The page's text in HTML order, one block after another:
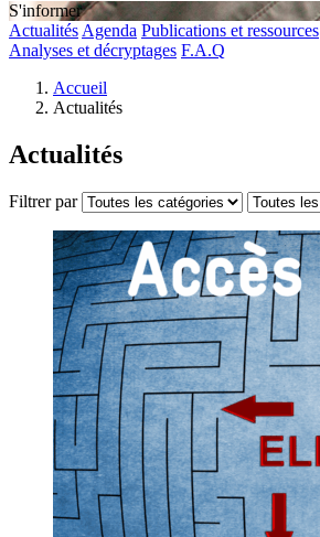
S'informer
Actualités Agenda Publications et ressources
Analyses et décryptages F.A.Q
Accueil
Actualités
Actualités
Filtrer par